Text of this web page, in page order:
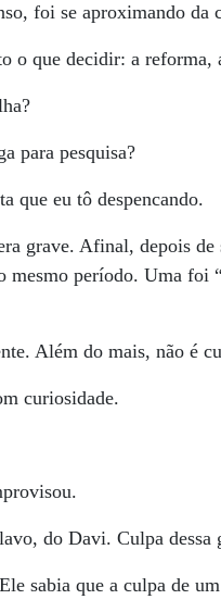
foi se aproximando da
o que decidir: a reforma,
para pesquisa?
que eu tô despencando.
grave. Afinal, depois
período. Uma foi
Além do mais, não é
curiosidade.
do Davi. Culpa dessa
sabia que a culpa de